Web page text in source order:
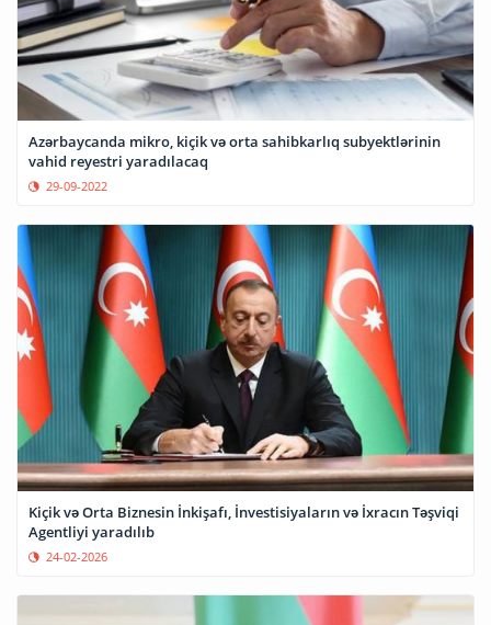
Azərbaycanda mikro, kiçik və orta sahibkarlıq subyektlərinin
vahid reyestri yaradılacaq
29-09-2022
Kiçik və Orta Biznesin İnkişafı, İnvestisiyaların və İxracın Təşviqi
Agentliyi yaradılıb
24-02-2026